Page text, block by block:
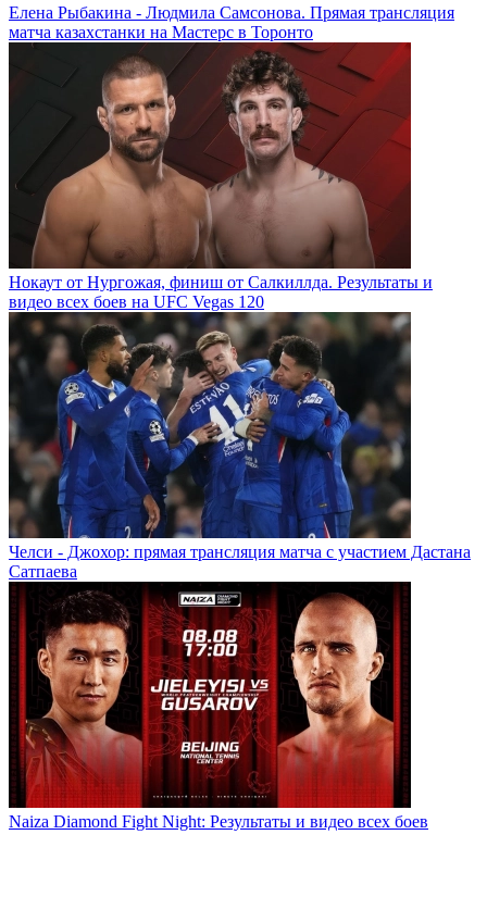
Елена Рыбакина - Людмила Самсонова. Прямая трансляция
матча казахстанки на Мастерс в Торонто
Нокаут от Нургожая, финиш от Салкиллда. Результаты и
видео всех боев на UFC Vegas 120
Челси - Джохор: прямая трансляция матча с участием Дастана
Сатпаева
Naiza Diamond Fight Night: Результаты и видео всех боев